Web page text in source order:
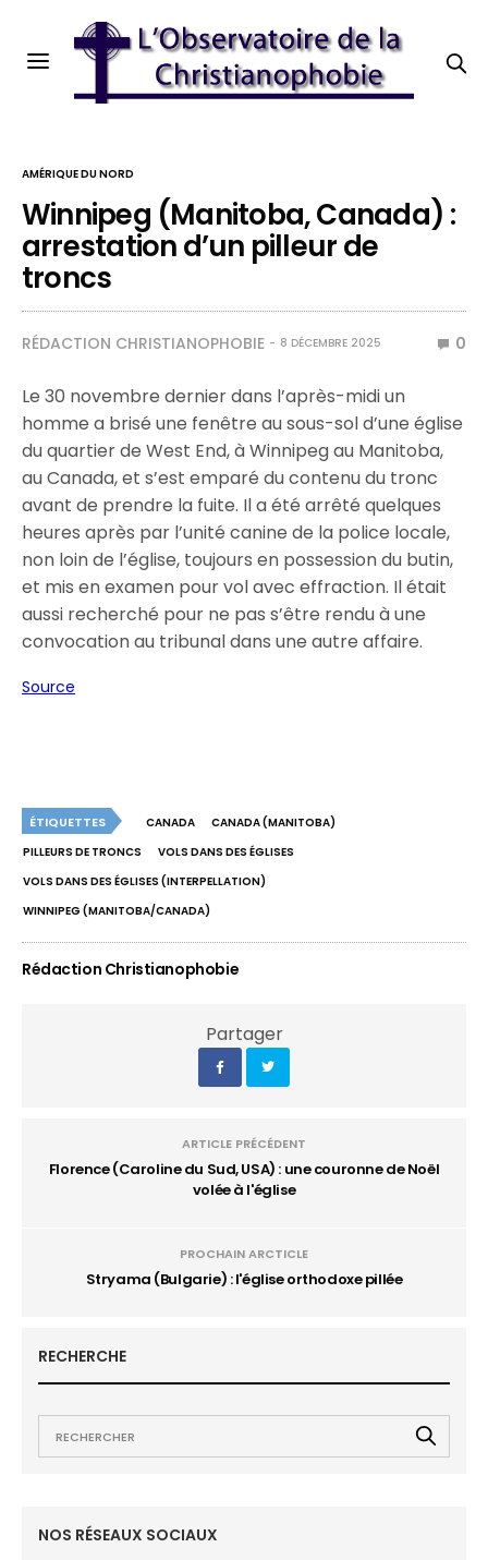
AMÉRIQUE DU NORD
Winnipeg (Manitoba, Canada) :
arrestation d’un pilleur de
troncs
RÉDACTION CHRISTIANOPHOBIE 8 DÉCEMBRE 2025 0
Le 30 novembre dernier dans l’après-midi un
homme a brisé une fenêtre au sous-sol d’une église
du quartier de West End, à Winnipeg au Manitoba,
au Canada, et s’est emparé du contenu du tronc
avant de prendre la fuite. Il a été arrêté quelques
heures après par l’unité canine de la police locale,
non loin de l’église, toujours en possession du butin,
et mis en examen pour vol avec effraction. Il était
aussi recherché pour ne pas s’être rendu à une
convocation au tribunal dans une autre affaire.
Source
ÉTIQUETTES CANADA
CANADA (MANITOBA)
PILLEURS DE TRONCS
VOLS DANS DES ÉGLISES
VOLS DANS DES ÉGLISES (INTERPELLATION)
WINNIPEG (MANITOBA/CANADA)
Rédaction Christianophobie
Partager
ARTICLE PRÉCÉDENT
Florence (Caroline du Sud, USA) : une couronne de Noël
volée à l'église
PROCHAIN ARCTICLE
Stryama (Bulgarie) : l'église orthodoxe pillée
RECHERCHE
NOS RÉSEAUX SOCIAUX